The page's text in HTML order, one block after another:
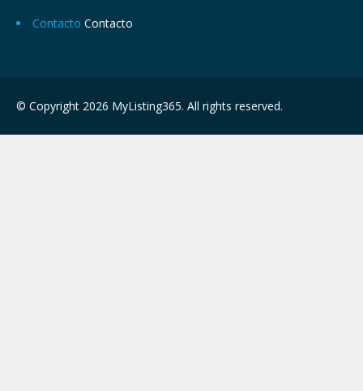
Contacto Contacto
© Copyright 2026 MyListing365. All rights reserved.